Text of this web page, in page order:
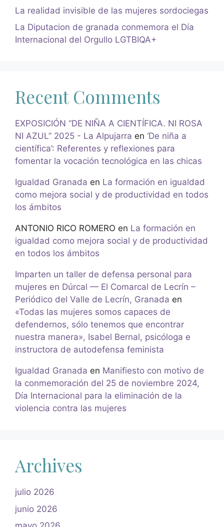
La realidad invisible de las mujeres sordociegas
La Diputacion de granada conmemora el Día
Internacional del Orgullo LGTBIQA+
Recent Comments
EXPOSICIÓN “DE NIÑA A CIENTÍFICA. NI ROSA
NI AZUL” 2025 - La Alpujarra en ‘De niña a
científica’: Referentes y reflexiones para
fomentar la vocación tecnológica en las chicas
Igualdad Granada en La formación en igualdad
como mejora social y de productividad en todos
los ámbitos
ANTONIO RICO ROMERO en La formación en
igualdad como mejora social y de productividad
en todos los ámbitos
Imparten un taller de defensa personal para
mujeres en Dúrcal — El Comarcal de Lecrín –
Periódico del Valle de Lecrín, Granada en
«Todas las mujeres somos capaces de
defendernos, sólo tenemos que encontrar
nuestra manera», Isabel Bernal, psicóloga e
instructora de autodefensa feminista
Igualdad Granada en Manifiesto con motivo de
la conmemoración del 25 de noviembre 2024,
Día Internacional para la eliminación de la
violencia contra las mujeres
Archives
julio 2026
junio 2026